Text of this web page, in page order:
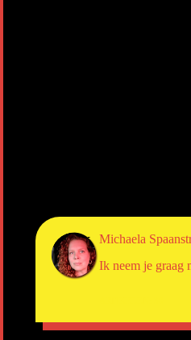
Michaela
Ik neem je graag